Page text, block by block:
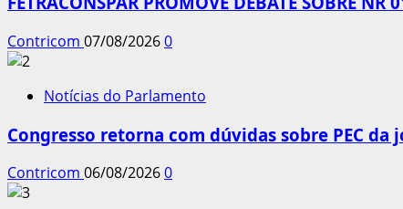
Contricom 07/08/20260
Notícias do Parlamento
Congresso retorna com dúvidas sobre PEC
Contricom 06/08/20260